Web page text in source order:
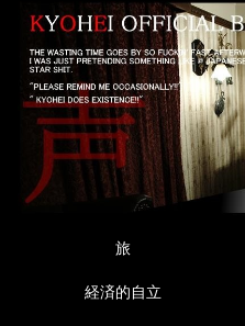
旅
経済的自立